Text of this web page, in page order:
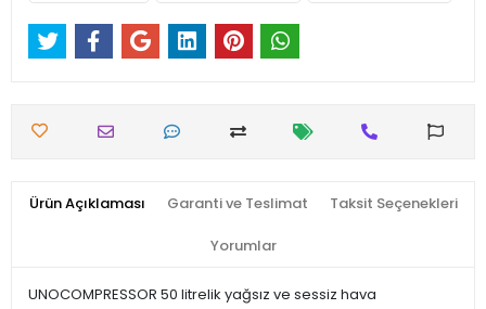
Ürün Açıklaması Garanti ve Teslimat Taksit Seçenekleri
Yorumlar
UNOCOMPRESSOR 50 litrelik yağsız ve sessiz hava